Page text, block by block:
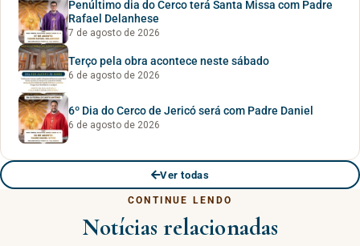
Penúltimo dia do Cerco terá Santa Missa com Padre
Rafael Delanhese
7 de agosto de 2026
Terço pela obra acontece neste sábado
6 de agosto de 2026
6º Dia do Cerco de Jericó será com Padre Daniel
6 de agosto de 2026
Ver todas
CONTINUE LENDO
Notícias relacionadas